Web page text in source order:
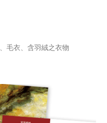
、毛衣
含羽絨之衣物